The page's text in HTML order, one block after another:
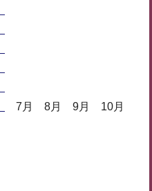
7月 8月 9月 10月